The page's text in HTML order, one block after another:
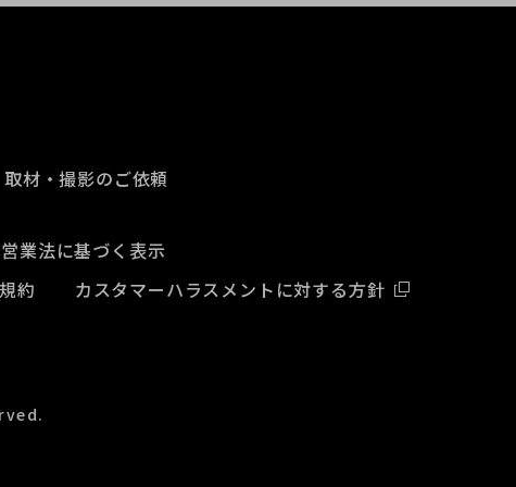
取材・撮影のご依頼
業法に基づく表示
約 カスタマーハラスメントに対する方針